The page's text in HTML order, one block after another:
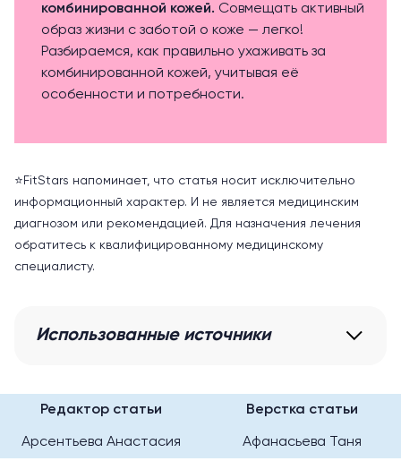
комбинированной кожей. Совмещать активный
образ жизни с заботой о коже — легко!
Разбираемся, как правильно ухаживать за
комбинированной кожей, учитывая её
особенности и потребности.
⭐️FitStars напоминает, что статья носит исключительно
информационный характер. И не является медицинским
диагнозом или рекомендацией. Для назначения лечения
обратитесь к квалифицированному медицинскому
специалисту.
Использованные источники
Редактор статьи Верстка статьи
Арсентьева Анастасия Афанасьева Таня